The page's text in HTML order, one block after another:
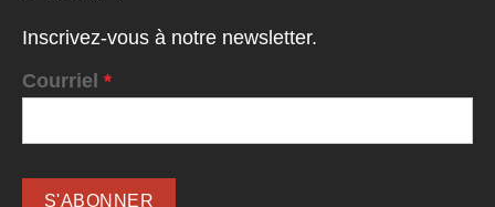
Inscrivez-vous à notre newsletter.
Courriel *